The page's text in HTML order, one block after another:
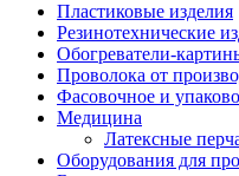
Пластиковые изделия
Резинотехнические
Обогреватели-
Проволока от
Фасовочное и
Медицина
Латексные
Оборудования для